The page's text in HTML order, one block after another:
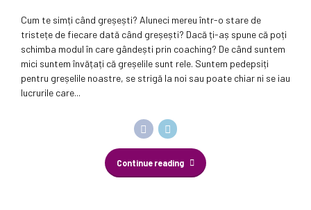
Cum te simți când greșești? Aluneci mereu într-o stare de
tristețe de fiecare dată când greșești? Dacă ți-aș spune că poți
schimba modul în care gândești prin coaching? De când suntem
mici suntem învățați că greșelile sunt rele. Suntem pedepsiți
pentru greșelile noastre, se strigă la noi sau poate chiar ni se iau
lucrurile care...
Continue reading